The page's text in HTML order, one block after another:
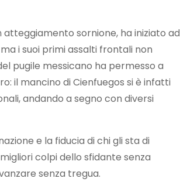
sornione, ha iniziato ad
i suoi primi assalti frontali non
pugile messicano ha permesso a
il mancino di Cienfuegos si è infatti
andando a segno con diversi
e la fiducia di chi gli sta di
colpi dello sfidante senza
senza tregua.